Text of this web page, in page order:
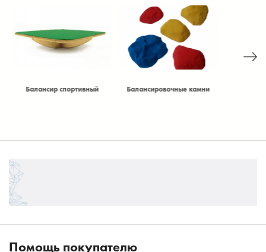
Балансир спортивный Балансировочные камни
Помощь покупателю